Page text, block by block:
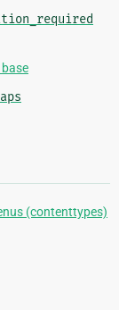
(contenttypes)